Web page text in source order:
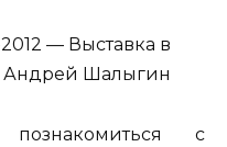
— Выставка в
Андрей Шалыгин
с